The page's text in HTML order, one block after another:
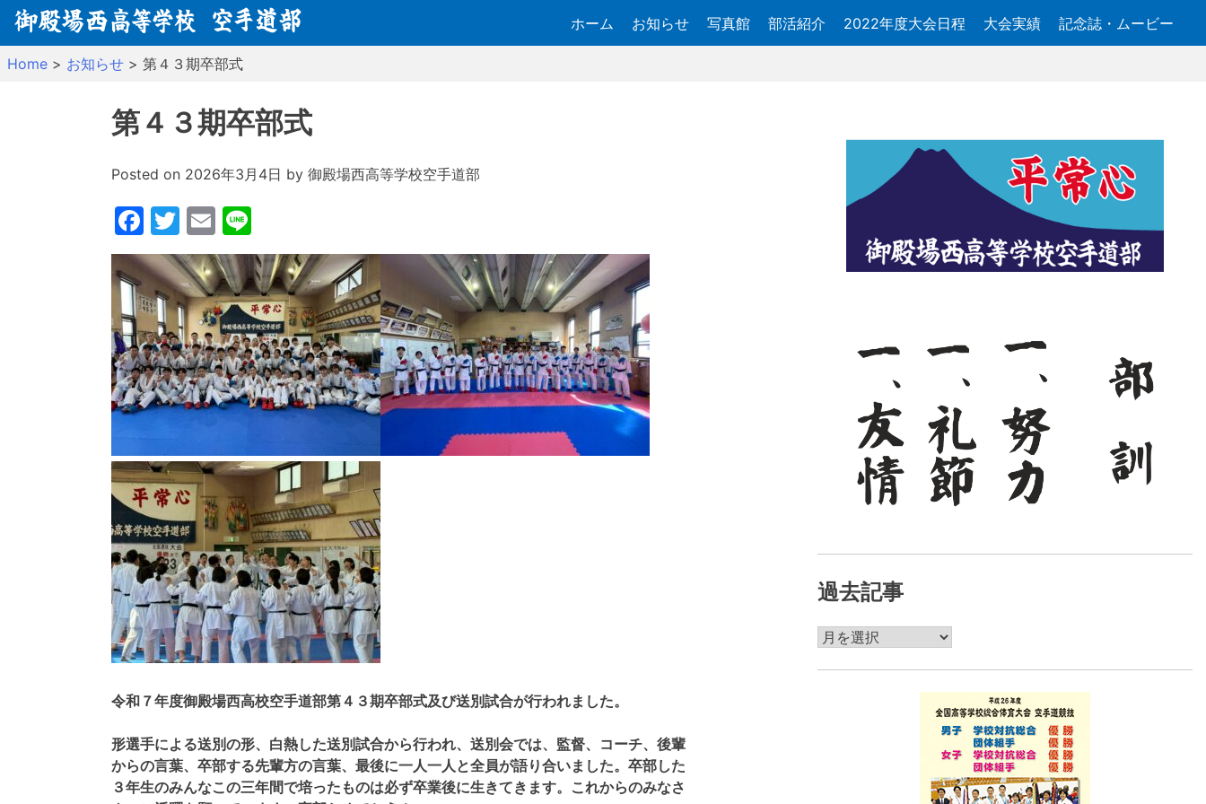
Skip
ホーム お知らせ 写真館 部活紹介 2022年度大会日程 大会実績 記念誌・ムービー
Home > お知らせ > 第４３期卒部式
第４３期卒部式
Posted on 2026年3月4日 by 御殿場西高等学校空手道部
Facebook
Twitter
Email
令和７年度御殿場西高校空手道部第４３期卒部式及び送別試合が行われました。
形選手による送別の形、白熱した送別試合から行われ、送別会では、監督、コーチ、後輩
からの言葉、卒部する先輩方の言葉、最後に一人一人と全員が語り合いました。卒部した
３年生のみんなこの三年間で培ったものは必ず卒業後に生きてきます。これからのみなさ
過去記事
過